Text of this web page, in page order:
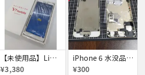
【未使用品】Libero S10 Softbank
¥3,380
iPhone 6 水没品 ネジなど部品取り用
¥300